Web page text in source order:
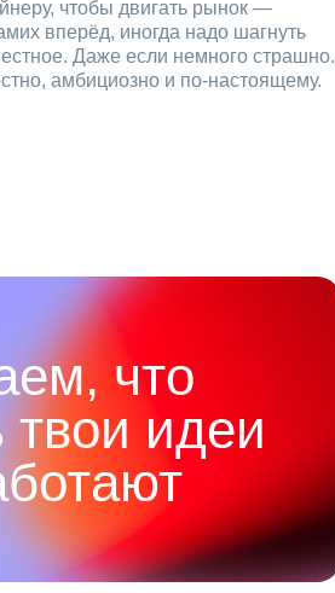
чтобы двигать рынок —
вперёд, иногда надо шагнуть
Даже если немного страшно.
амбициозно и по‑настоящему.
что
твои идеи